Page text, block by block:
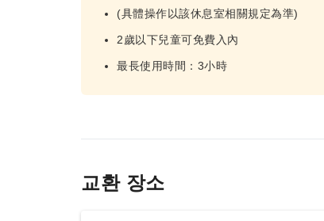
(具體操作以該休息室相關規定為準)
2歲以下兒童可免費入內
最長使用時間：3小時
교환 장소